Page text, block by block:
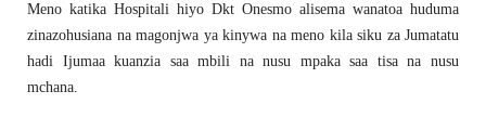
Meno katika Hospitali hiyo Dkt Onesmo alisema wanatoa huduma
zinazohusiana na magonjwa ya kinywa na meno kila siku za Jumatatu
hadi Ijumaa kuanzia saa mbili na nusu mpaka saa tisa na nusu
mchana.